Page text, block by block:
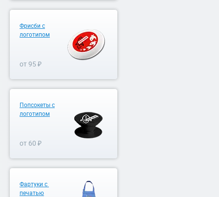
Фрисби с
логотипом
от 95 ₽
Попсокеты с
логотипом
от 60 ₽
Фартуки с
печатью